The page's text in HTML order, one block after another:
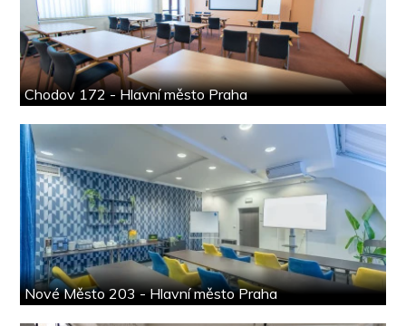
Chodov 172 - Hlavní město Praha
Nové Město 203 - Hlavní město Praha